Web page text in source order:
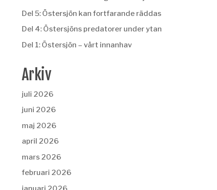
Del 5: Östersjön kan fortfarande räddas
Del 4: Östersjöns predatorer under ytan
Del 1: Östersjön – vårt innanhav
Arkiv
juli 2026
juni 2026
maj 2026
april 2026
mars 2026
februari 2026